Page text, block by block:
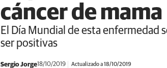
cáncer de mama
El Día Mundial de esta enfermedad
ser positivas
Sergio Jorge18/10/2019 Actualizado a 18/10/2019